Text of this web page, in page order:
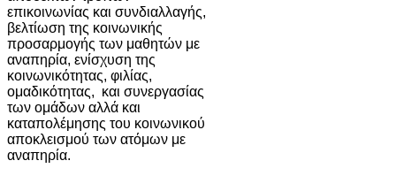
επικοινωνίας και συνδιαλλαγής,
βελτίωση της κοινωνικής
προσαρμογής των μαθητών με
αναπηρία, ενίσχυση της
κοινωνικότητας, φιλίας,
ομαδικότητας, και συνεργασίας
των ομάδων αλλά και
καταπολέμησης του κοινωνικού
αποκλεισμού των ατόμων με
αναπηρία.